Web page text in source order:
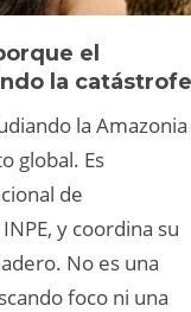
el
la
la
global. Es
de
y coordina su
No es una
foco ni una